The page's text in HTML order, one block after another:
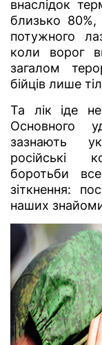
внаслідок
близько
потужного
коли ворог
загалом
бійців лише
Та лік іде
Основного
зазнають
російські
боротьби
зіткнення:
наших